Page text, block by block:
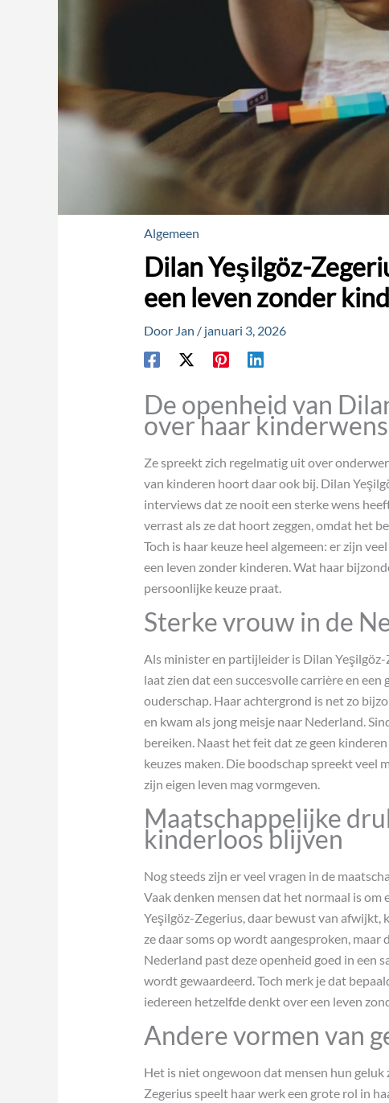
Algemeen
Dilan Yeşilgöz-
een leven zonder
Door Jan / januari 3, 2026
De openheid van
over haar kinderwens
Ze spreekt zich regelmatig uit over
van kinderen hoort daar ook bij. Dilan
interviews dat ze nooit een sterke wens
verrast als ze dat hoort zeggen, omdat het
Toch is haar keuze heel algemeen: er zijn
een leven zonder kinderen. Wat haar
persoonlijke keuze praat.
Sterke vrouw in de
Als minister en partijleider is Dilan
laat zien dat een succesvolle carrière en
ouderschap. Haar achtergrond is net zo
en kwam als jong meisje naar Nederland.
bereiken. Naast het feit dat ze geen
keuzes maken. Die boodschap spreekt veel
zijn eigen leven mag vormgeven.
Maatschappelijke
kinderloos blijven
Nog steeds zijn er veel vragen in de
Vaak denken mensen dat het normaal is om
Yeşilgöz-Zegerius, daar bewust van afwijkt,
ze daar soms op wordt aangesproken,
Nederland past deze openheid goed in een
wordt gewaardeerd. Toch merk je dat
iedereen hetzelfde denkt over een leven
Andere vormen van
Het is niet ongewoon dat mensen hun
Zegerius speelt haar werk een grote rol in